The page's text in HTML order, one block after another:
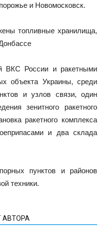
и Новомосковск.
топливные хранилища,
ВКС России и ракетными
объекта Украины, среди
и узлов связи, один
зенитного ракетного
ракетного комплекса
и два склада
пунктов и районов
техники.
АВТОРА